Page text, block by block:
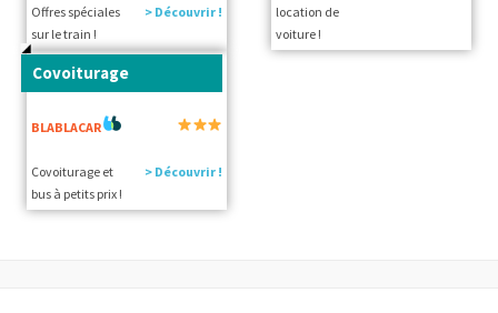
Offres spéciales
sur le train !
> Découvrir !
location de
voiture !
Covoiturage
BLABLACAR
Covoiturage et
bus à petits prix !
> Découvrir !